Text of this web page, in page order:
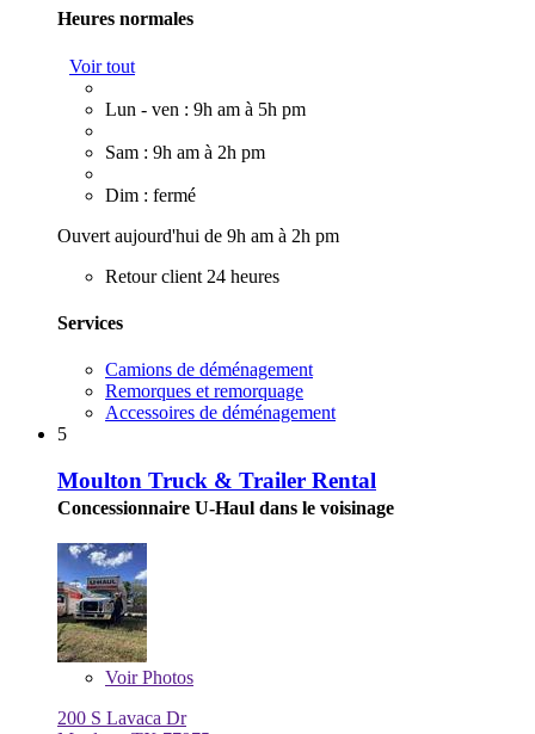
Heures normales
Voir tout
Lun - ven : 9h am à 5h pm
Sam : 9h am à 2h pm
Dim : fermé
Ouvert aujourd'hui de 9h am à 2h pm
Retour client 24 heures
Services
Camions de déménagement
Remorques et remorquage
Accessoires de déménagement
5
Moulton Truck & Trailer Rental
Concessionnaire U-Haul dans le voisinage
VoirPhotos
200 S Lavaca Dr